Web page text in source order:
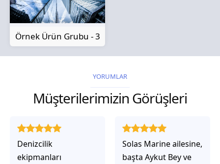
Örnek Ürün Grubu - 3
YORUMLAR
Müşterilerimizin Görüşleri
Solas Marine ailesine,
başta Aykut Bey ve
Solas Marine ile
çalıştığınızda,